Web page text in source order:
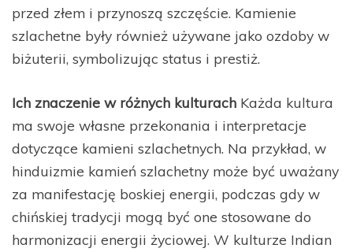
przed złem i przynoszą szczęście. Kamienie
szlachetne były również używane jako ozdoby w
biżuterii, symbolizując status i prestiż.
Ich znaczenie w różnych kulturach Każda kultura
ma swoje własne przekonania i interpretacje
dotyczące kamieni szlachetnych. Na przykład, w
hinduizmie kamień szlachetny może być uważany
za manifestację boskiej energii, podczas gdy w
chińskiej tradycji mogą być one stosowane do
harmonizacji energii życiowej. W kulturze Indian